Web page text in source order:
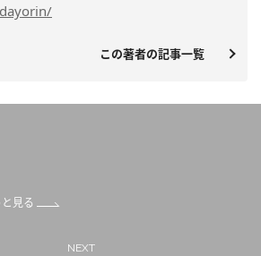
この著者の記事一覧
見る
NEXT